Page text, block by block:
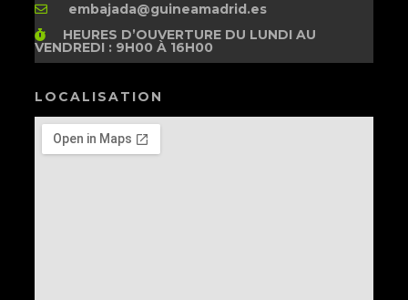
embajada@guineamadrid.es
HEURES D’OUVERTUREDU LUNDI AU
VENDREDI : 9H00 À 16H00
LOCALISATION